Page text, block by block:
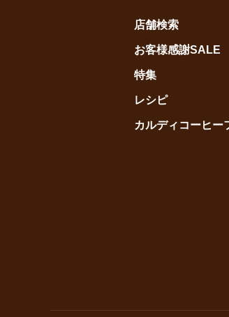
店舗検索
お客様感謝SALE
特集
レシピ
カルディコーヒー